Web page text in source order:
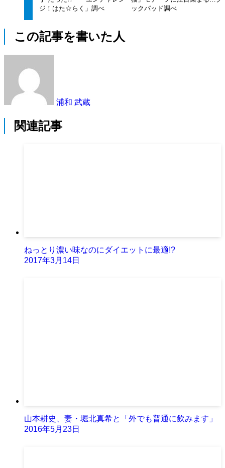
ジ！はた☆らく」調べ
ックパッド調べ
この記事を書いた人
浦和 武蔵
関連記事
ねっとり濃い味なのにダイエットに最適!?
2017年3月14日
山本耕史、妻・堀北真希と「外でも普通に飲みます」
2016年5月23日